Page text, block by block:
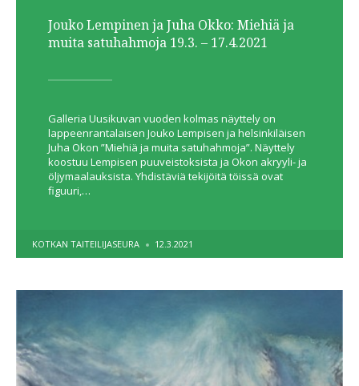
Jouko Lempinen ja Juha Okko: Miehiä ja
muita satuhahmoja 19.3. – 17.4.2021
Galleria Uusikuvan vuoden kolmas näyttely on
lappeenrantalaisen Jouko Lempisen ja helsinkiläisen
Juha Okon ”Miehiä ja muita satuhahmoja”. Näyttely
koostuu Lempisen puuveistoksista ja Okon akryyli- ja
öljymaalauksista. Yhdistäviä tekijöitä töissä ovat
figuuri,…
POSTED
BY
KOTKAN TAITEILIJASEURA 12.3.2021